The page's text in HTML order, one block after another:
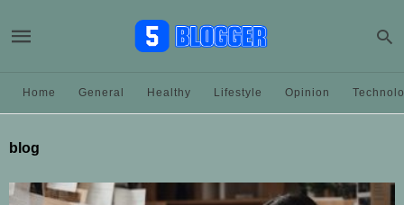
Home General Healthy Lifestyle Opinion
blog